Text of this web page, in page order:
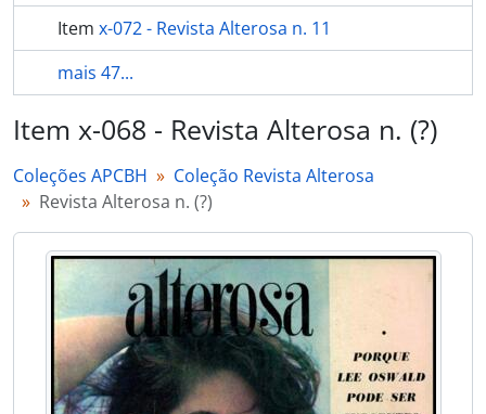
Item x-072 - Revista Alterosa n. 11
mais 47...
Item x-068 - Revista Alterosa n. (?)
Coleções APCBH
Coleção Revista Alterosa
Revista Alterosa n. (?)